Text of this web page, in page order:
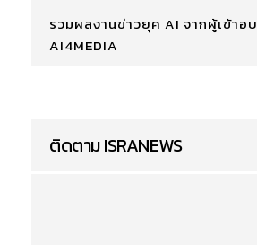
รวมผลงานข่าวยุค AI จากผู้เข้าอ
AI4MEDIA
ติดตาม ISRANEWS